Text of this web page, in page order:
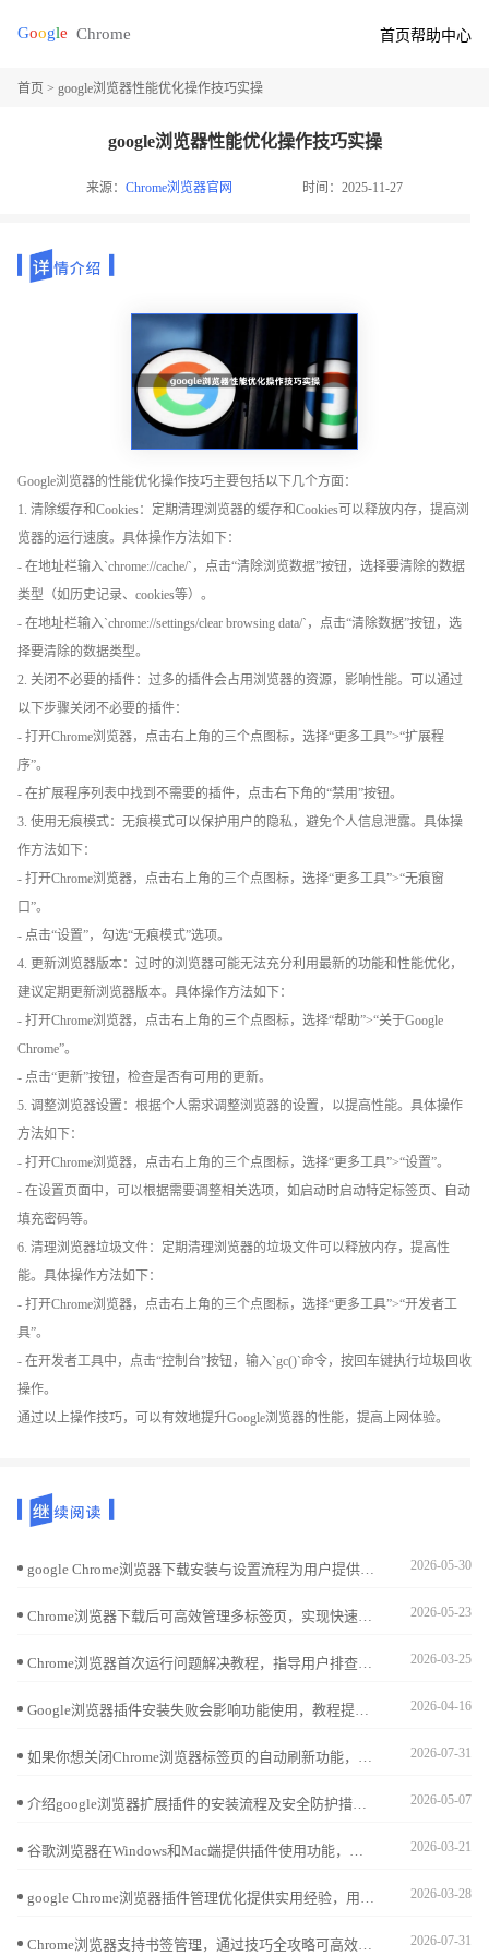
首页帮助中心
首页 > google浏览器性能优化操作技巧实操
google浏览器性能优化操作技巧实操
来源：Chrome浏览器官网 时间：2025-11-27
Google浏览器的性能优化操作技巧主要包括以下几个方面：
1. 清除缓存和Cookies：定期清理浏览器的缓存和Cookies可以释放内存，提高浏
览器的运行速度。具体操作方法如下：
- 在地址栏输入`chrome://cache/`，点击“清除浏览数据”按钮，选择要清除的数据
类型（如历史记录、cookies等）。
- 在地址栏输入`chrome://settings/clear browsing data/`，点击“清除数据”按钮，选
择要清除的数据类型。
2. 关闭不必要的插件：过多的插件会占用浏览器的资源，影响性能。可以通过
以下步骤关闭不必要的插件：
- 打开Chrome浏览器，点击右上角的三个点图标，选择“更多工具”>“扩展程
序”。
- 在扩展程序列表中找到不需要的插件，点击右下角的“禁用”按钮。
3. 使用无痕模式：无痕模式可以保护用户的隐私，避免个人信息泄露。具体操
作方法如下：
- 打开Chrome浏览器，点击右上角的三个点图标，选择“更多工具”>“无痕窗
口”。
- 点击“设置”，勾选“无痕模式”选项。
4. 更新浏览器版本：过时的浏览器可能无法充分利用最新的功能和性能优化，
建议定期更新浏览器版本。具体操作方法如下：
- 打开Chrome浏览器，点击右上角的三个点图标，选择“帮助”>“关于Google
Chrome”。
- 点击“更新”按钮，检查是否有可用的更新。
5. 调整浏览器设置：根据个人需求调整浏览器的设置，以提高性能。具体操作
方法如下：
- 打开Chrome浏览器，点击右上角的三个点图标，选择“更多工具”>“设置”。
- 在设置页面中，可以根据需要调整相关选项，如启动时启动特定标签页、自动
填充密码等。
6. 清理浏览器垃圾文件：定期清理浏览器的垃圾文件可以释放内存，提高性
能。具体操作方法如下：
- 打开Chrome浏览器，点击右上角的三个点图标，选择“更多工具”>“开发者工
具”。
- 在开发者工具中，点击“控制台”按钮，输入`gc()`命令，按回车键执行垃圾回收
操作。
通过以上操作技巧，可以有效地提升Google浏览器的性能，提高上网体验。
google Chrome浏览器下载安装与设置流程为用户提供详细教学指导。操作直观易学，帮助快速完成设置，同时保证浏览器稳定性和功能完整，提升整体使用效率。 2026-05-30
Chrome浏览器下载后可高效管理多标签页，实现快速切换与任务优化。教程提供操作步骤、管理技巧及方法，提高浏览效率。 2026-05-23
Chrome浏览器首次运行问题解决教程，指导用户排查启动错误和配置问题，确保浏览器能够顺利启动，同时提升整体性能和操作稳定性。 2026-03-25
Google浏览器插件安装失败会影响功能使用，教程提供修复操作实操方法，帮助用户确保插件正常可用。 2026-04-16
如果你想关闭Chrome浏览器标签页的自动刷新功能，本文将提供具体的操作步骤，帮助你避免不必要的页面刷新。 2026-07-31
介绍google浏览器扩展插件的安装流程及安全防护措施，保障浏览器安全和稳定。 2026-05-07
谷歌浏览器在Windows和Mac端提供插件使用功能，本文分享操作经验和技巧解析，帮助用户高效管理插件，提高跨设备操作便捷性。 2026-03-21
google Chrome浏览器插件管理优化提供实用经验，用户可高效管理和调整扩展插件，提升浏览器功能使用效率和操作便捷性。 2026-03-28
Chrome浏览器支持书签管理，通过技巧全攻略可高效整理收藏网页，实现快速查找和提高浏览效率。 2026-07-31